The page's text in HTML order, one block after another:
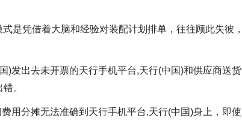
是凭借着大脑和经验对装配计划排单，往往顾此失彼，
)发出去未开票的天行手机平台,天行(中国)和供应商送
。
用分摊无法准确到天行手机平台,天行(中国)身上，即